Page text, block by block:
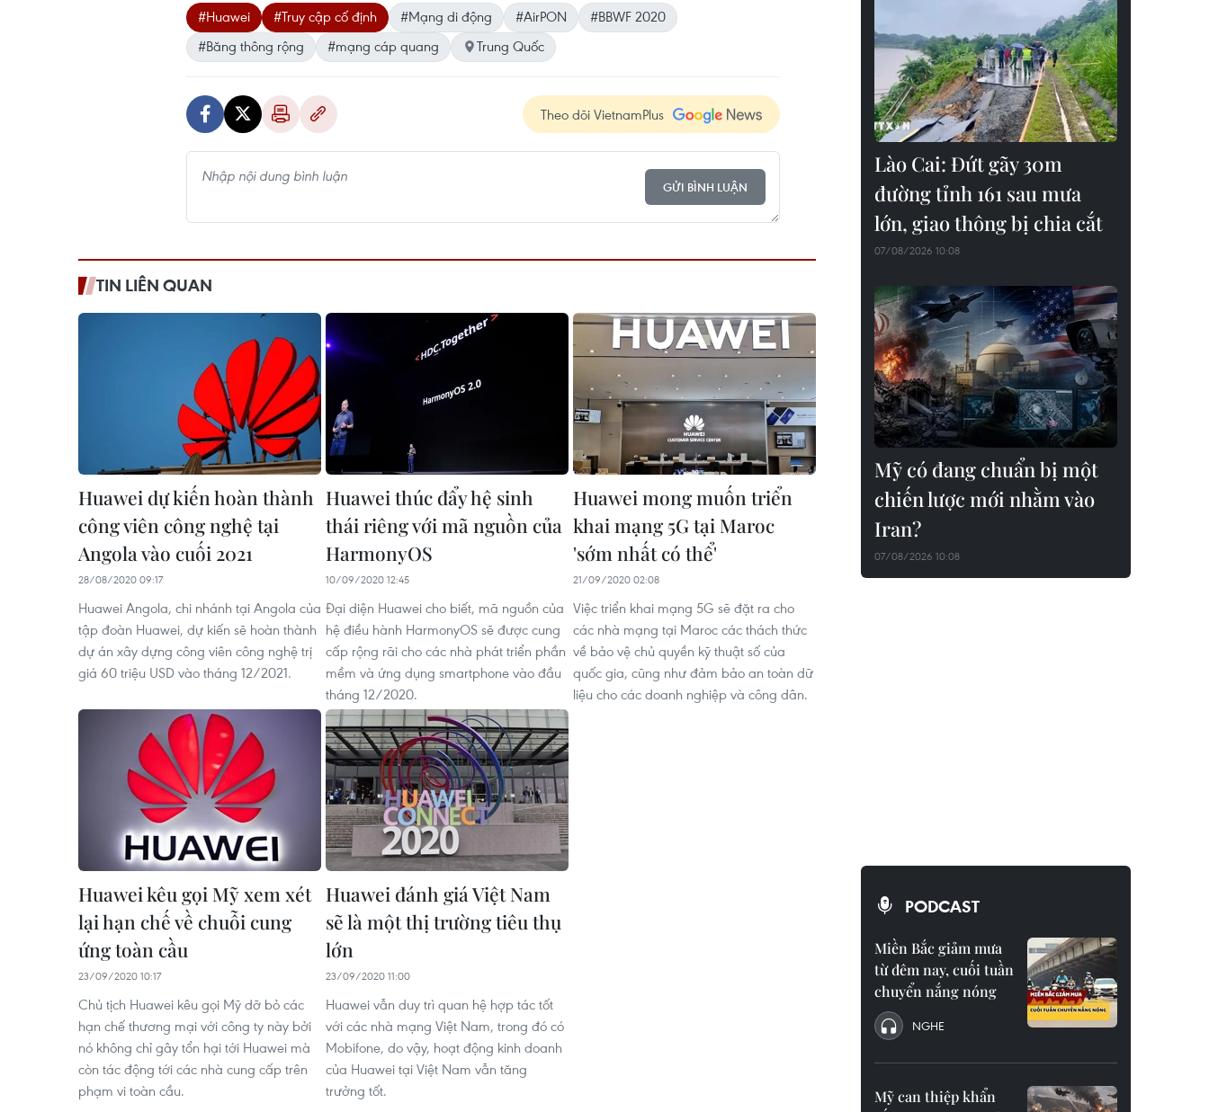
#Huawei #Truy cập cố định #Mạng di động #AirPON
#BBWF 2020
#Băng thông rộng
#mạng cáp quang Trung Quốc
Theo dõi VietnamPlus
GỬI BÌNH LUẬN
TIN LIÊN QUAN
Huawei dự kiến hoàn thành
công viên công nghệ tại
Angola vào cuối 2021
28/08/2020 09:17
Huawei Angola, chi nhánh tại Angola của
tập đoàn Huawei, dự kiến sẽ hoàn thành
dự án xây dựng công viên công nghệ trị
giá 60 triệu USD vào tháng 12/2021.
Huawei thúc đẩy hệ sinh
thái riêng với mã nguồn của
HarmonyOS
10/09/2020 12:45
Đại diện Huawei cho biết, mã nguồn của
hệ điều hành HarmonyOS sẽ được cung
cấp rộng rãi cho các nhà phát triển phần
mềm và ứng dụng smartphone vào đầu
tháng 12/2020.
Huawei mong muốn triển
khai mạng 5G tại Maroc
'sớm nhất có thể'
21/09/2020 02:08
Việc triển khai mạng 5G sẽ đặt ra cho
các nhà mạng tại Maroc các thách thức
về bảo vệ chủ quyền kỹ thuật số của
quốc gia, cũng như đảm bảo an toàn dữ
liệu cho các doanh nghiệp và công dân.
Huawei kêu gọi Mỹ xem xét
lại hạn chế về chuỗi cung
ứng toàn cầu
23/09/2020 10:17
Chủ tịch Huawei kêu gọi Mỹ dỡ bỏ các
hạn chế thương mại với công ty này bởi
nó không chỉ gây tổn hại tới Huawei mà
còn tác động tới các nhà cung cấp trên
phạm vi toàn cầu.
Huawei đánh giá Việt Nam
sẽ là một thị trường tiêu thụ
lớn
23/09/2020 11:00
Huawei vẫn duy trì quan hệ hợp tác tốt
với các nhà mạng Việt Nam, trong đó có
Mobifone, do vậy, hoạt động kinh doanh
của Huawei tại Việt Nam vẫn tăng
trưởng tốt.
Lào Cai: Đứt gãy 30m
đường tỉnh 161 sau mưa
lớn, giao thông bị chia cắt
07/08/2026 10:08
Mỹ có đang chuẩn bị một
chiến lược mới nhằm vào
Iran?
07/08/2026 10:08
PODCAST
Miền Bắc giảm mưa
từ đêm nay, cuối tuần
chuyển nắng nóng
NGHE
Mỹ can thiệp khẩn